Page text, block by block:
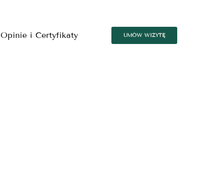
Opinie i Certyfikaty UMÓW WIZYTĘ